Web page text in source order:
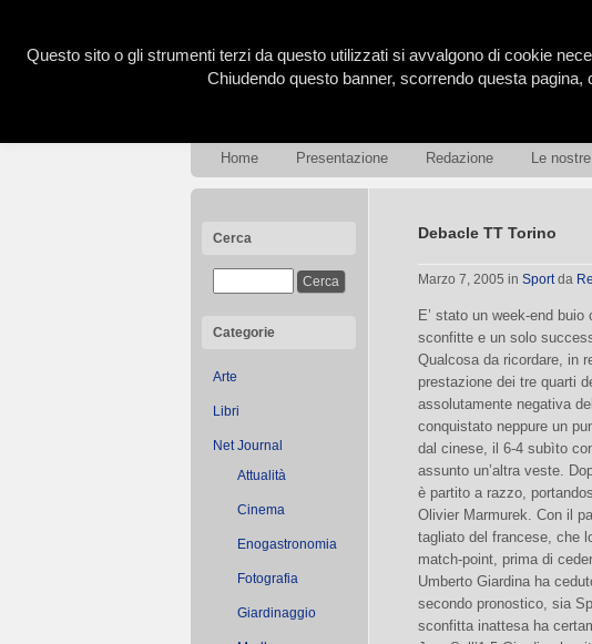
Home Presentazione Redazione Le
Cerca
Categorie
Arte
Libri
Net Journal
Attualità
Cinema
Enogastronomia
Fotografia
Giardinaggio
Debacle TT Torino
Marzo 7, 2005 in Sportda
E’ stato un week-end
sconfitte e un solo
Qualcosa da ricordare, in
prestazione dei tre quarti
assolutamente negativa
conquistato neppure un
dal cinese, il 6-4 subìto
assunto un’altra veste.
è partito a razzo,
Olivier Marmurek. Con il
tagliato del francese, che
match-point, prima di
Umberto Giardina ha
secondo pronostico, sia
sconfitta inattesa ha
Questo sito o gli strumenti terzi da questo utilizzati si avvalgono di cookie
Chiudendo questo banner, scorrendo questa